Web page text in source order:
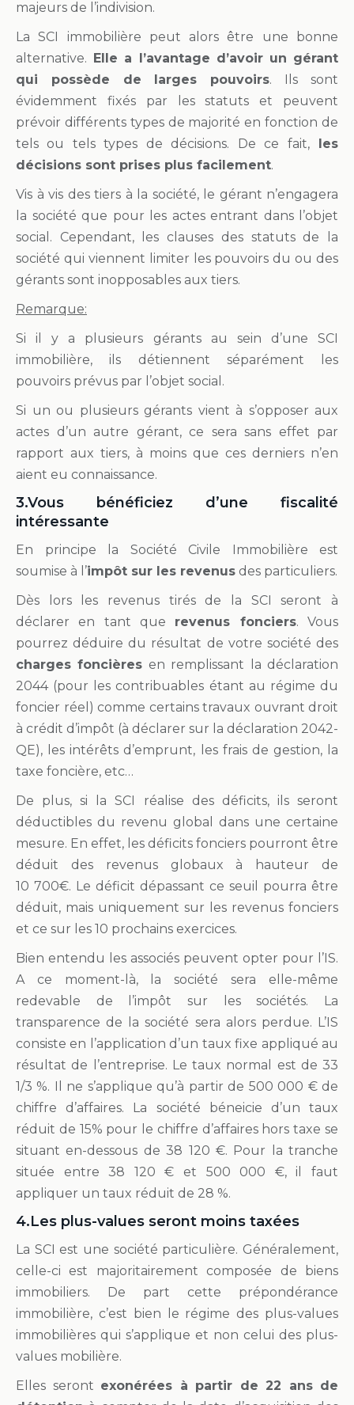
majeurs de l’indivision.
La SCI immobilière peut alors être une bonne
alternative. Elle a l’avantage d’avoir un gérant
qui possède de larges pouvoirs. Ils sont
évidemment fixés par les statuts et peuvent
prévoir différents types de majorité en fonction de
tels ou tels types de décisions. De ce fait,les
décisions sont prises plus facilement.
Vis à vis des tiers à la société, le gérant n’engagera
la société que pour les actes entrant dans l’objet
social. Cependant, les clauses des statuts de la
société qui viennent limiter les pouvoirs du ou des
gérants sont inopposables aux tiers.
Remarque:
Si il y a plusieurs gérants au sein d’une SCI
immobilière, ils détiennent séparément les
pouvoirs prévus par l’objet social.
Si un ou plusieurs gérants vient à s’opposer aux
actes d’un autre gérant, ce sera sans effet par
rapport aux tiers, à moins que ces derniers n’en
aient eu connaissance.
3.Vous bénéficiez d’une fiscalité
intéressante
En principe la Société Civile Immobilière est
soumise à l’impôt sur les revenus des particuliers.
Dès lors les revenus tirés de la SCI seront à
déclarer en tant que revenus fonciers. Vous
pourrez déduire du résultat de votre société des
charges foncières en remplissant la déclaration
2044 (pour les contribuables étant au régime du
foncier réel) comme certains travaux ouvrant droit
à crédit d’impôt (à déclarer sur la déclaration 2042-
QE), les intérêts d’emprunt, les frais de gestion, la
taxe foncière, etc…
De plus, si la SCI réalise des déficits, ils seront
déductibles du revenu global dans une certaine
mesure. En effet, les déficits fonciers pourront être
déduit des revenus globaux à hauteur de
10 700€. Le déficit dépassant ce seuil pourra être
déduit, mais uniquement sur les revenus fonciers
et ce sur les 10 prochains exercices.
Bien entendu les associés peuvent opter pour l’IS.
A ce moment-là, la société sera elle-même
redevable de l’impôt sur les sociétés. La
transparence de la société sera alors perdue. L’IS
consiste en l’application d’un taux fixe appliqué au
résultat de l’entreprise. Le taux normal est de 33
1/3 %. Il ne s’applique qu’à partir de 500 000 € de
chiffre d’affaires. La société béneicie d’un taux
réduit de 15% pour le chiffre d’affaires hors taxe se
situant en-dessous de 38 120 €. Pour la tranche
située entre 38 120 € et 500 000 €, il faut
appliquer un taux réduit de 28 %.
4.Les plus-values seront moins taxées
La SCI est une société particulière. Généralement,
celle-ci est majoritairement composée de biens
immobiliers. De part cette prépondérance
immobilière, c’est bien le régime des plus-values
immobilières qui s’applique et non celui des plus-
values mobilière.
Elles seront exonérées à partir de 22 ans de